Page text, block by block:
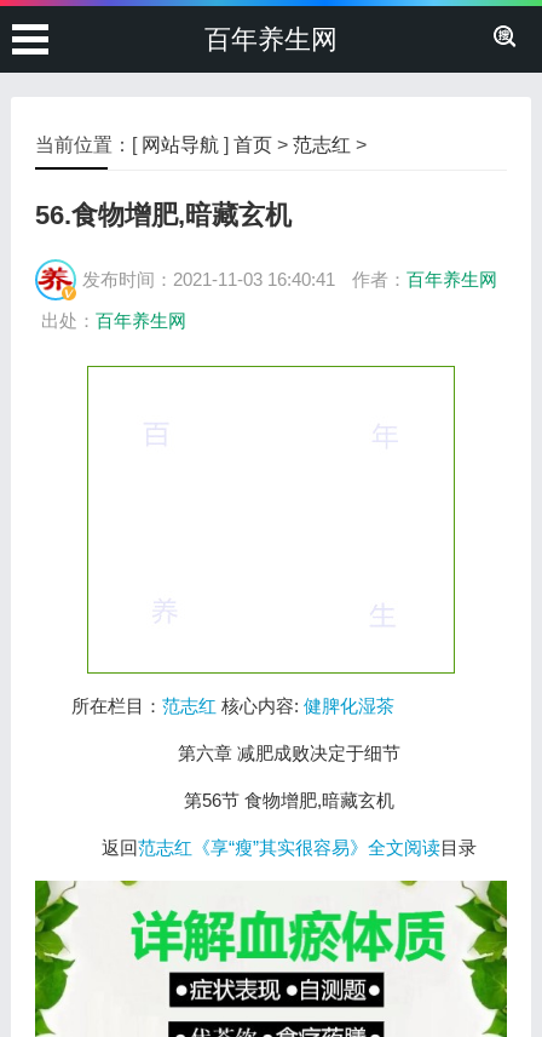
百年养生网
当前位置：[ 网站导航 ] 首页> 范志红 >
56.食物增肥,暗藏玄机
发布时间：2021-11-03 16:40:41 作者： 百年养生网
出处： 百年养生网
所在栏目： 范志红 核心内容: 健脾化湿茶
第六章 减肥成败决定于细节
第56节 食物增肥,暗藏玄机
返回范志红《享“瘦”其实很容易》全文阅读目录